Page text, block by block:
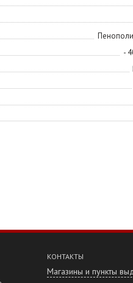
-
КОНТАКТЫ
Магазины и пункты